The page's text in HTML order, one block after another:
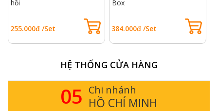
hồi
255.000đ /Set
Box
384.000đ /Set
HỆ THỐNG CỬA HÀNG
05 Chi nhánh
HỒ CHÍ MINH